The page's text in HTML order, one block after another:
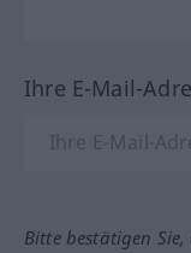
Ihre E-Mail-
Bitte bestätigen